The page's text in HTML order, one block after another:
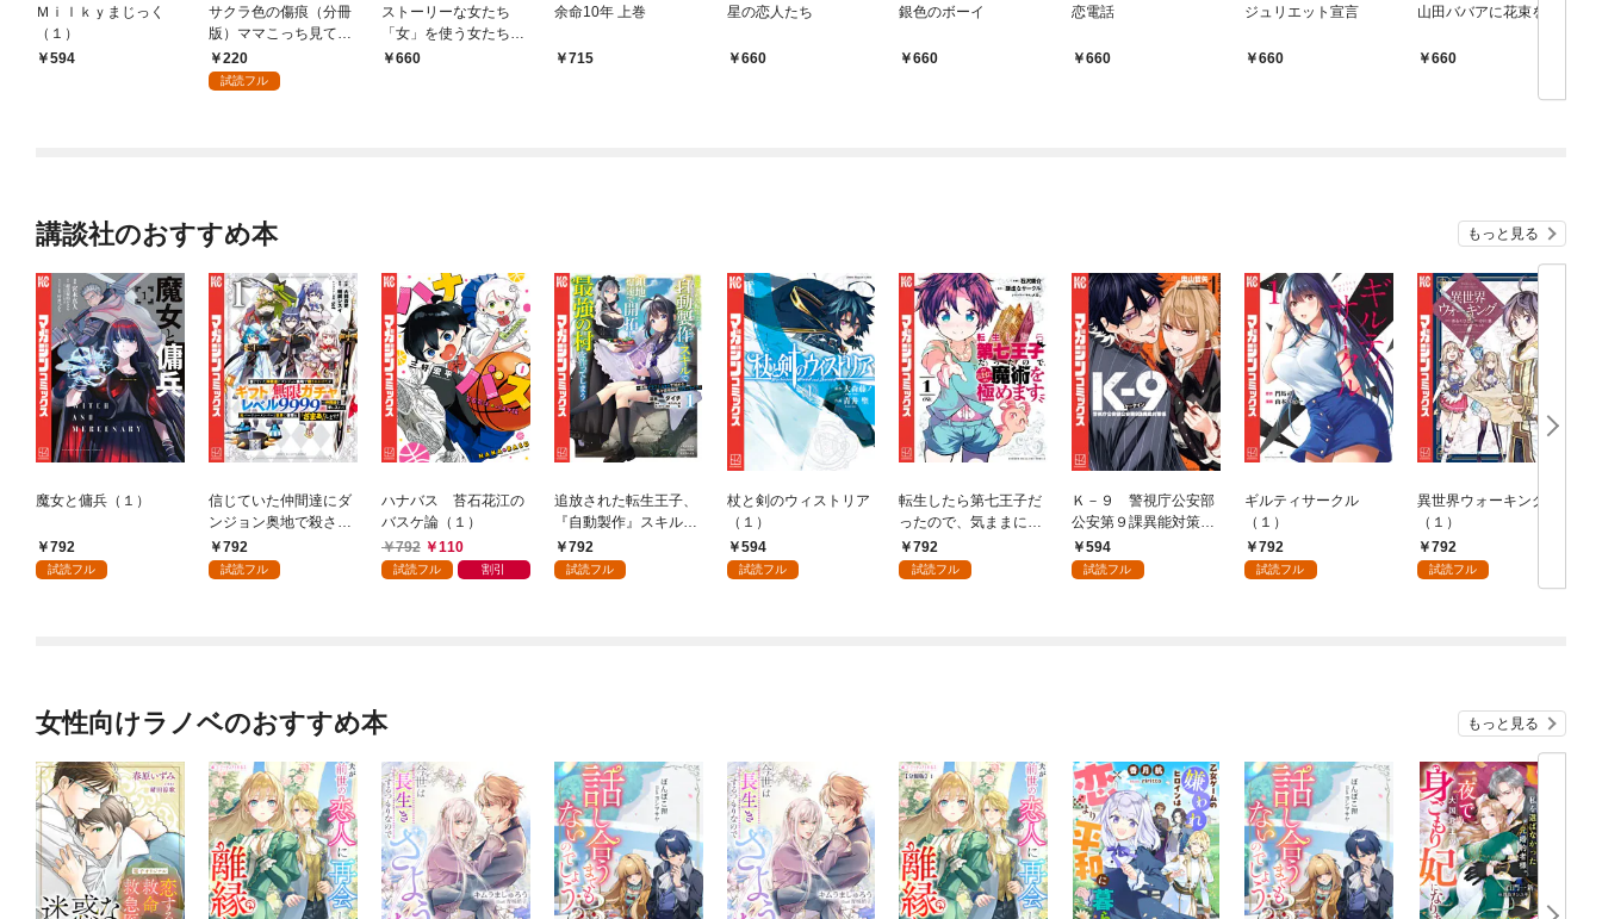
Ｍｉｌｋｙまじっく
（１）
594
サクラ色の傷痕（分冊
版）ママこっち見て
【第1話】
220
試読フル
ストーリーな女たち
「女」を使う女たち
Ｖｏｌ．８７
660
余命10年 上巻
715
星の恋人たち
660
銀色のボーイ
660
恋電話
660
ジュリエット宣言
660
山田ババアに花束を
660
講談社のおすすめ本 もっと見る
魔女と傭兵（１）
792
試読フル
信じていた仲間達にダ
ンジョン奥地で殺され
かけたがギフト『無限
ガチャ』でレベル９９
792
試読フル
ハナバス 苔石花江の
バスケ論（１）
792
110
試読フル 割引
追放された転生王子、
『自動製作』スキルで
領地を爆速で開拓し最
強の村を作ってしまう
792
試読フル
杖と剣のウィストリア
（１）
594
試読フル
転生したら第七王子だ
ったので、気ままに魔
術を極めます（１）
792
試読フル
Ｋ－９ 警視庁公安部
公安第９課異能対策係
（１）
594
試読フル
ギルティサークル
（１）
792
試読フル
異世界ウォーキング
（１）
792
試読フル
女性向けラノベのおすすめ本 もっと見る